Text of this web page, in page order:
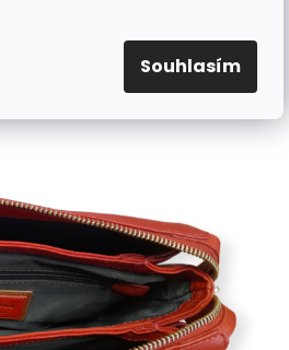
Souhlasím